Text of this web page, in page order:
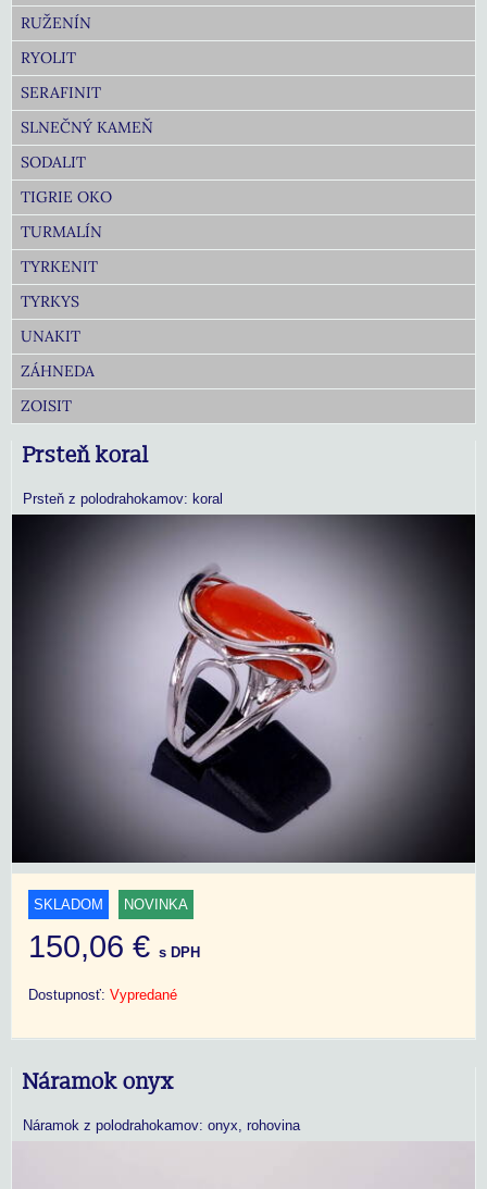
RUŽENÍN
RYOLIT
SERAFINIT
SLNEČNÝ KAMEŇ
SODALIT
TIGRIE OKO
TURMALÍN
TYRKENIT
TYRKYS
UNAKIT
ZÁHNEDA
ZOISIT
Prsteň koral
Prsteň z polodrahokamov: koral
SKLADOM NOVINKA
150,06 € s DPH
Dostupnosť: Vypredané
Náramok onyx
Náramok z polodrahokamov: onyx, rohovina